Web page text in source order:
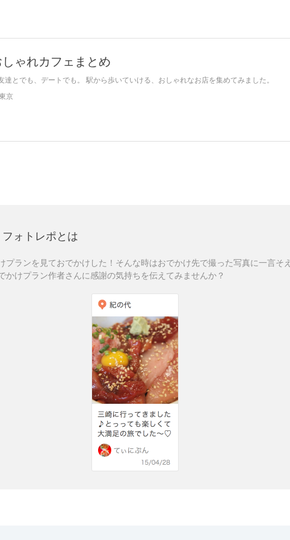
ゃれカフェまとめ
達とでも、デートでも。 駅から歩いていける、おしゃれなお店を集めてみました。
京
フォトレポとは
プランを見ておでかけした！そんな時はおでかけ先で撮った写真に一言そえ
かけプラン作者さんに感謝の気持ちを伝えてみませんか？